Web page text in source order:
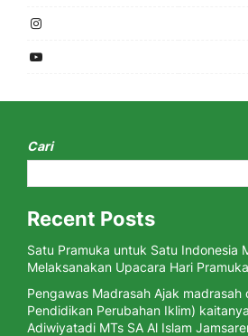
Cari
Recent Posts
Satu Pramuka untuk Satu Indonesia
Melaksanakan Upacara Hari
Pengawas Madrasah Ajak madrasah
Pendidikan Perubahan Iklim)
Adiwiyatadi MTs SA Al Islam